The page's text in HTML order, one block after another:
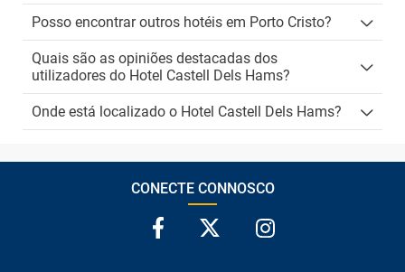
Posso encontrar outros hotéis em Porto Cristo?
Quais são as opiniões destacadas dos
utilizadores do Hotel Castell Dels Hams?
Onde está localizado o Hotel Castell Dels Hams?
CONECTE CONNOSCO